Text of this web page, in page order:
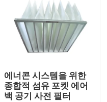
에너콘 시스템을 위한
종합적 섬유 포켓 에어
백 공기 사전 필터